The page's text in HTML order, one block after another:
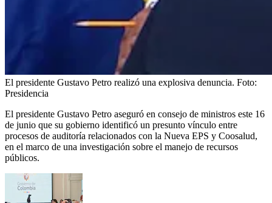
El presidente Gustavo Petro realizó una explosiva denuncia. Foto:
Presidencia
El presidente Gustavo Petro aseguró en consejo de ministros este 16
de junio que su gobierno identificó un presunto vínculo entre
procesos de auditoría relacionados con la Nueva EPS y Coosalud,
en el marco de una investigación sobre el manejo de recursos
públicos.